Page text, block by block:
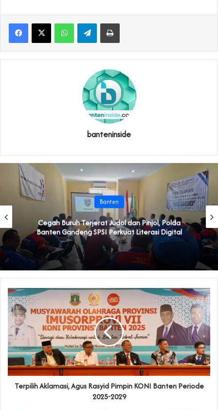
WhatsAppTelegramPrint
banteninside
Banten
Cegah Buruh Terjerat Judol dan Pinjol, Polda
Banten Gandeng SPSI Perkuat Literasi Digital
Terpilih Aklamasi, Agus Rasyid Pimpin KONI Banten Periode
2025-2029